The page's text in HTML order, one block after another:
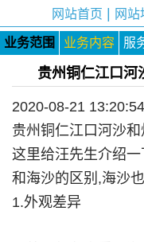
网站首页 网站
业务范围 业务内容 服
贵州铜仁江口河
2020-08-21
贵州铜仁江口河沙
这里给汪先生介绍一
和海沙的区别,海沙
1.外观差异